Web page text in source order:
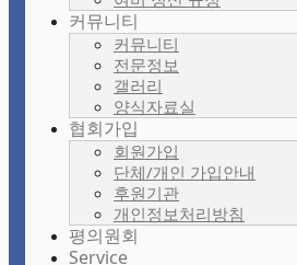
커뮤니티
커뮤니티
전문정보
갤러리
양식자료실
협회가입
회원가입
단체/개인 가입안내
후원기관
개인정보처리방침
평의원회
Service